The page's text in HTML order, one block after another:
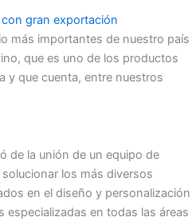
gran exportación
más importantes de nuestro país
que es uno de los productos
y que cuenta, entre nuestros
de la unión de un equipo de
los más diversos
en el diseño y personalización
especializadas en todas las áreas